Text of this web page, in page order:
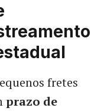
fretes
prazo de